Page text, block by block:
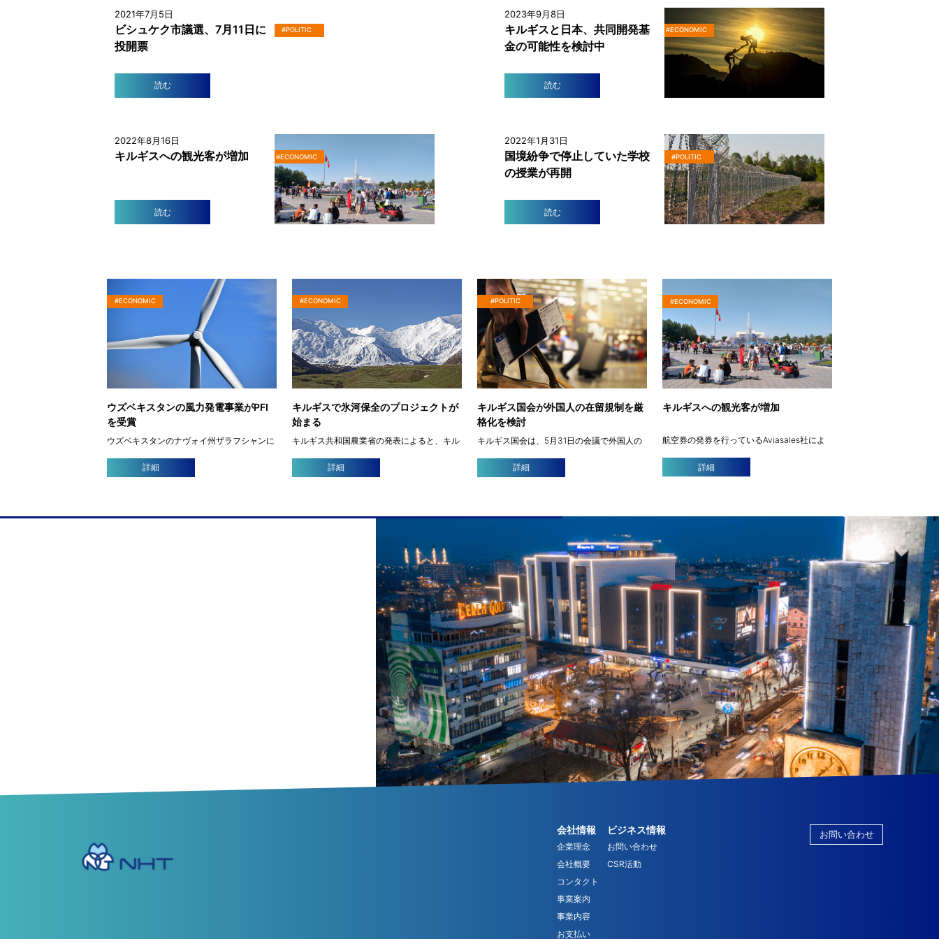
#POLITIC
2021年7月5日
ビシュケク市議選、7月11日に
投開票
読む
#ECONOMIC
2023年9月8日
キルギスと日本、共同開発基
金の可能性を検討中
読む
#ECONOMIC
2022年8月16日
キルギスへの観光客が増加
読む
#POLITIC
2022年1月31日
国境紛争で停止していた学校
の授業が再開
読む
#ECONOMIC
ウズベキスタンの風力発電事業がPFI
を受賞
ウズベキスタンのナヴォイ州ザラフシャンに
ェクトファイナンスインターナショナル）に
おいてディール・オブ・ザ・イヤーに選ばれ
詳細
#ECONOMIC
キルギスで氷河保全のプロジェクトが
始まる
キルギス共和国農業省の発表によると、キル
が始まりました。ビシュケクで開かれた氷河
保全運動の集会にて発表されました。 「非効
詳細
#POLITIC
キルギス国会が外国人の在留規制を厳
格化を検討
キルギス国会は、5月31日の会議で外国人の
決しました。これについて国会の広報部が報
告しています。 この法案では、無査証制度の
詳細
#ECONOMIC
キルギスへの観光客が増加
航空券の発券を行っているAviasales社によ
幅に増加しました。去年の同時期と比較する
と、外国人のキルギスへの航空券の予約数は
詳細
会社情報
企業理念
会社概要
コンタクト
事業案内
事業内容
お支払い
ビジネス情報
お問い合わせ
CSR活動
お問い合わせ